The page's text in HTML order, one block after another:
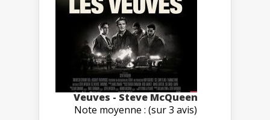
Veuves - Steve McQueen
Note moyenne : (sur 3 avis)